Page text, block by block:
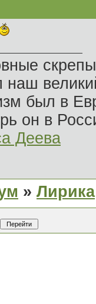
наш
был в
он в
Деева
» Лирика